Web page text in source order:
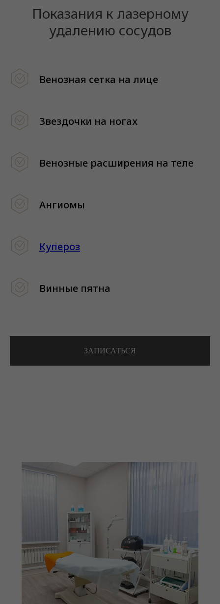
Показания к лазерному
удалению сосудов
Венозная сетка на лице
Звездочки на ногах
Венозные расширения на теле
Ангиомы
Купероз
Винные пятна
ЗАПИСАТЬСЯ